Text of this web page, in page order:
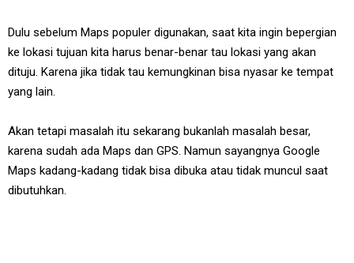
Dulu sebelum Maps populer digunakan, saat kita ingin bepergian
ke lokasi tujuan kita harus benar-benar tau lokasi yang akan
dituju. Karena jika tidak tau kemungkinan bisa nyasar ke tempat
yang lain.
Akan tetapi masalah itu sekarang bukanlah masalah besar,
karena sudah ada Maps dan GPS. Namun sayangnya Google
Maps kadang-kadang tidak bisa dibuka atau tidak muncul saat
dibutuhkan.